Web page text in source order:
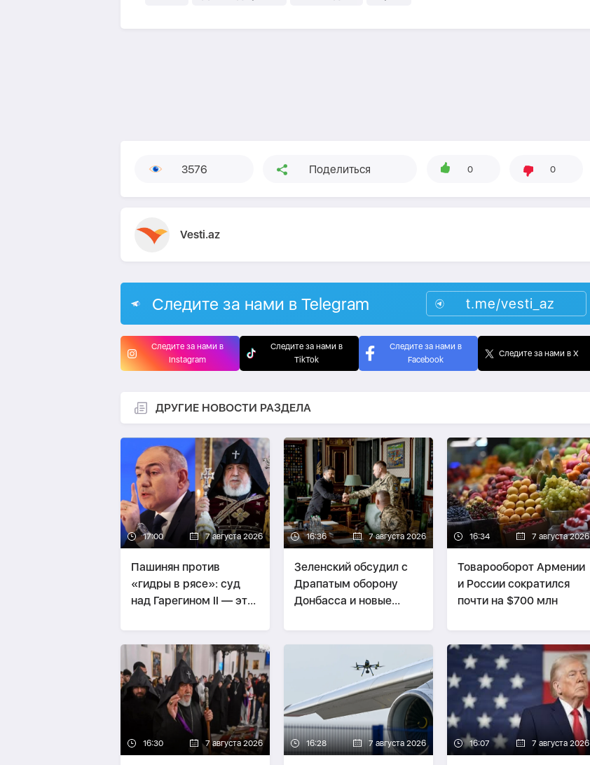
3576 Поделиться 0 0
Vesti.az
Следите за нами в Telegram t.me/vesti_az
Следите за нами в
Instagram
Следите за нами в
TikTok
Следите за нами в
Facebook
Следите за нами в X
ДРУГИЕ НОВОСТИ РАЗДЕЛА
17:00 7 августа 2026
Пашинян против
«гидры в рясе»: суд
над Гарегином II — это
страны -МНЕНИЕ
16:36 7 августа 2026
Зеленский обсудил с
Драпатым оборону
Донбасса и новые
16:34 7 августа 2026
Товарооборот Армении
и России сократился
почти на $700 млн
16:30 7 августа 2026 16:28 7 августа 2026 16:07 7 августа 2026